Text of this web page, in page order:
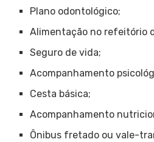
Plano odontológico;
Alimentação no refeitório
Seguro de vida;
Acompanhamento
Cesta básica;
Acompanhamento
Ônibus fretado ou vale-